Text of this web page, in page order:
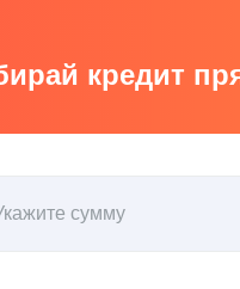
кредит
сумму